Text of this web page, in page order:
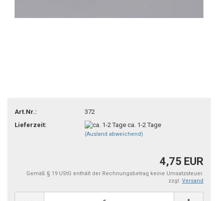
Art.Nr.:
372
Lieferzeit:
ca. 1-2 Tage
(Ausland abweichend)
4,75 EUR
Gemäß § 19 UStG enthält der Rechnungsbetrag keine Umsatzsteuer.
zzgl. Versand